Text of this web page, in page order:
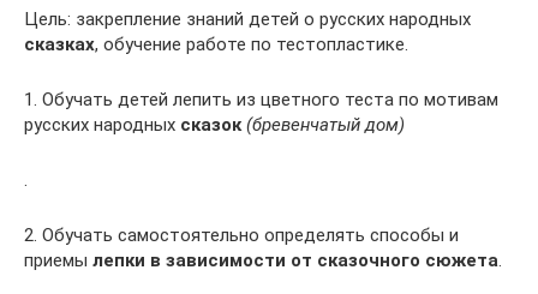
Цель: закрепление знаний детей о русских народных
сказках, обучение работе по тестопластике.
1. Обучать детей лепить из цветного теста по мотивам
русских народных сказок (бревенчатый дом)
.
2. Обучать самостоятельно определять способы и
приемы лепки в зависимости от сказочного сюжета.